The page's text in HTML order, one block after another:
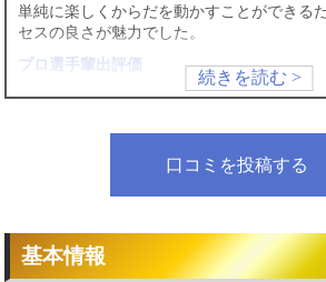
んとそろっていました。
ほかのジムと比較して、特別に高いわけで
ちろん安くもありませんでした。
単純に楽しくからだを動かすことができる
セスの良さが魅力でした。
プロ選手輩出評価
わたしのように、ダイエットを目的で利用
スキルうんぬんというよりかは、シェイプ
公共の交通機関を使うと、遠くからでも通
りました。
口コミを投稿する
基本情報